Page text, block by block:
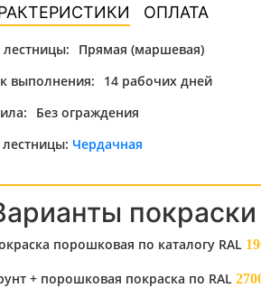
ОПЛАТА
лестницы:
Прямая (маршевая)
выполнения:
14 рабочих дней
Без ограждения
Чердачная
покраски
порошковая по каталогу RAL
+ порошковая покраска по RAL